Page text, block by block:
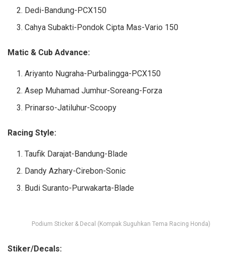
Dedi-Bandung-PCX150
Cahya Subakti-Pondok Cipta Mas-Vario 150
Matic & Cub Advance:
Ariyanto Nugraha-Purbalingga-PCX150
Asep Muhamad Jumhur-Soreang-Forza
Prinarso-Jatiluhur-Scoopy
Racing Style:
Taufik Darajat-Bandung-Blade
Dandy Azhary-Cirebon-Sonic
Budi Suranto-Purwakarta-Blade
Podium Sticker & Decal (Kompak Suguhkan Tema Racing Honda)
Stiker/Decals: